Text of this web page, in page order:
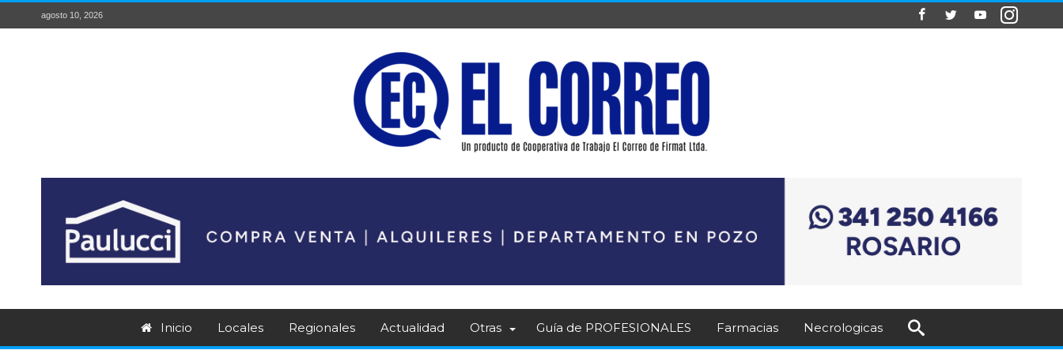
agosto 10, 2026
Inicio Locales Regionales Actualidad Otras Guía de PROFESIONALES Farmacias Necrologicas